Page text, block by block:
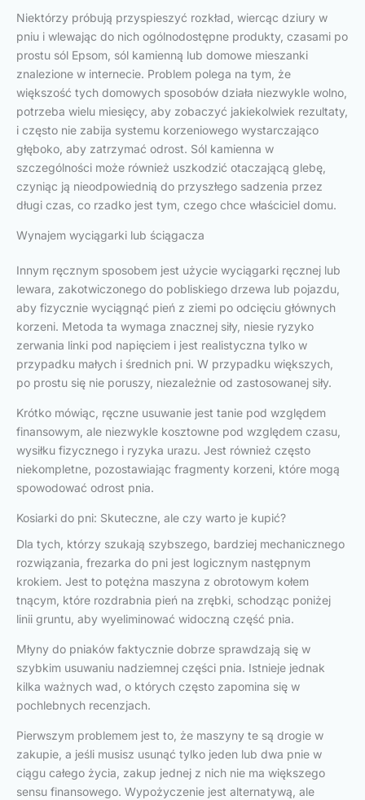
Niektórzy próbują przyspieszyć rozkład, wiercąc dziury w
pniu i wlewając do nich ogólnodostępne produkty, czasami po
prostu sól Epsom, sól kamienną lub domowe mieszanki
znalezione w internecie. Problem polega na tym, że
większość tych domowych sposobów działa niezwykle wolno,
potrzeba wielu miesięcy, aby zobaczyć jakiekolwiek rezultaty,
i często nie zabija systemu korzeniowego wystarczająco
głęboko, aby zatrzymać odrost. Sól kamienna w
szczególności może również uszkodzić otaczającą glebę,
czyniąc ją nieodpowiednią do przyszłego sadzenia przez
długi czas, co rzadko jest tym, czego chce właściciel domu.
Wynajem wyciągarki lub ściągacza
Innym ręcznym sposobem jest użycie wyciągarki ręcznej lub
lewara, zakotwiczonego do pobliskiego drzewa lub pojazdu,
aby fizycznie wyciągnąć pień z ziemi po odcięciu głównych
korzeni. Metoda ta wymaga znacznej siły, niesie ryzyko
zerwania linki pod napięciem i jest realistyczna tylko w
przypadku małych i średnich pni. W przypadku większych,
po prostu się nie poruszy, niezależnie od zastosowanej siły.
Krótko mówiąc, ręczne usuwanie jest tanie pod względem
finansowym, ale niezwykle kosztowne pod względem czasu,
wysiłku fizycznego i ryzyka urazu. Jest również często
niekompletne, pozostawiając fragmenty korzeni, które mogą
spowodować odrost pnia.
Kosiarki do pni: Skuteczne, ale czy warto je kupić?
Dla tych, którzy szukają szybszego, bardziej mechanicznego
rozwiązania, frezarka do pni jest logicznym następnym
krokiem. Jest to potężna maszyna z obrotowym kołem
tnącym, które rozdrabnia pień na zrębki, schodząc poniżej
linii gruntu, aby wyeliminować widoczną część pnia.
Młyny do pniaków faktycznie dobrze sprawdzają się w
szybkim usuwaniu nadziemnej części pnia. Istnieje jednak
kilka ważnych wad, o których często zapomina się w
pochlebnych recenzjach.
Pierwszym problemem jest to, że maszyny te są drogie w
zakupie, a jeśli musisz usunąć tylko jeden lub dwa pnie w
ciągu całego życia, zakup jednej z nich nie ma większego
sensu finansowego. Wypożyczenie jest alternatywą, ale